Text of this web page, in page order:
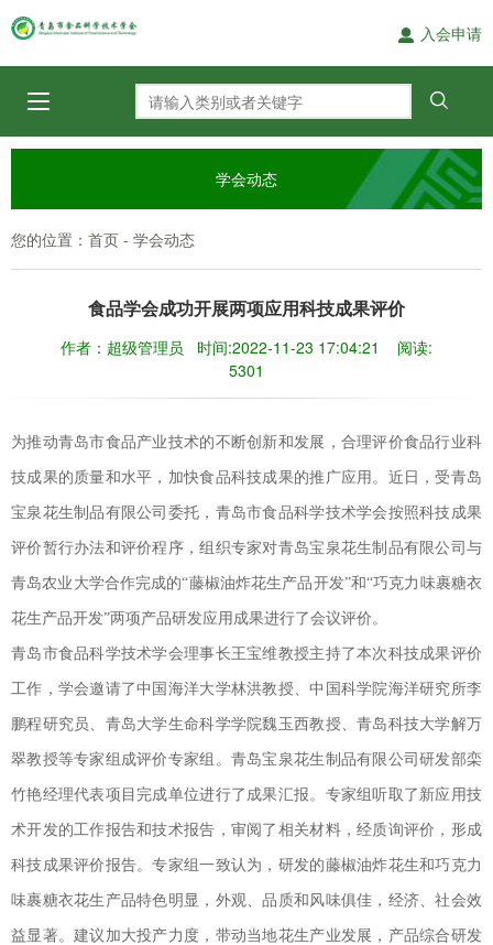
入会申请
学会动态
您的位置： 首页 - 学会动态
食品学会成功开展两项应用科技成果评价
作者：超级管理员 时间:2022-11-23 17:04:21 阅读:
5301
为推动青岛市食品产业技术的不断创新和发展，合理评价食品行业科
技成果的质量和水平，加快食品科技成果的推广应用。近日，受青岛
宝泉花生制品有限公司委托，青岛市食品科学技术学会按照科技成果
评价暂行办法和评价程序，组织专家对青岛宝泉花生制品有限公司与
青岛农业大学合作完成的“藤椒油炸花生产品开发”和“巧克力味裹糖衣
花生产品开发”两项产品研发应用成果进行了会议评价。
青岛市食品科学技术学会理事长王宝维教授主持了本次科技成果评价
工作，学会邀请了中国海洋大学林洪教授、中国科学院海洋研究所李
鹏程研究员、青岛大学生命科学学院魏玉西教授、青岛科技大学解万
翠教授等专家组成评价专家组。青岛宝泉花生制品有限公司研发部栾
竹艳经理代表项目完成单位进行了成果汇报。专家组听取了新应用技
术开发的工作报告和技术报告，审阅了相关材料，经质询评价，形成
科技成果评价报告。专家组一致认为，研发的藤椒油炸花生和巧克力
味裹糖衣花生产品特色明显，外观、品质和风味俱佳，经济、社会效
益显著。建议加大投产力度，带动当地花生产业发展，产品综合研发